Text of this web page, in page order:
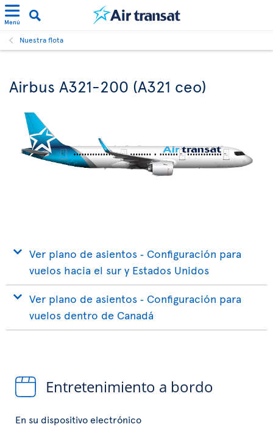
Menú
Nuestra flota
Airbus A321-200 (A321 ceo)
Ver plano de asientos ‐ Configuración para
vuelos hacia el sur y Estados Unidos
Ver plano de asientos ‐ Configuración para
vuelos dentro de Canadá
Entretenimiento a bordo
En su dispositivo electrónico